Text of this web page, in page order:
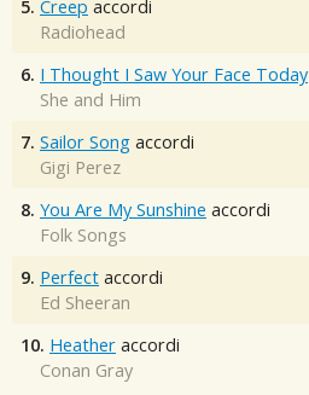
5. Creep accordi
Radiohead
6. I Thought I Saw Your Face Today
She and Him
7. Sailor Song accordi
Gigi Perez
8. You Are My Sunshine accordi
Folk Songs
9. Perfect accordi
Ed Sheeran
10. Heather accordi
Conan Gray